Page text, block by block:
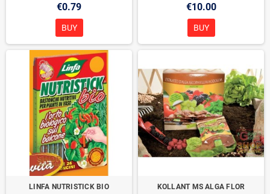
€0.79
BUY
€10.00
BUY
LINFA NUTRISTICK BIO
KOLLANT MS ALGA FLOR